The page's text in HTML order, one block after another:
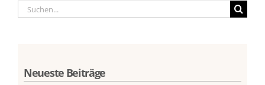
Suche
nach:
Neueste Beiträge